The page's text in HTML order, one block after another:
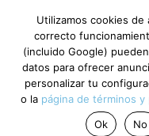
Utilizamos cookies de
correcto
(incluido Google)
datos para ofrecer
personalizar tu
o la página de términos y
Ok
No